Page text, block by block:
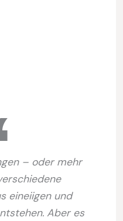
– oder mehr
eineiigen und
Aber es